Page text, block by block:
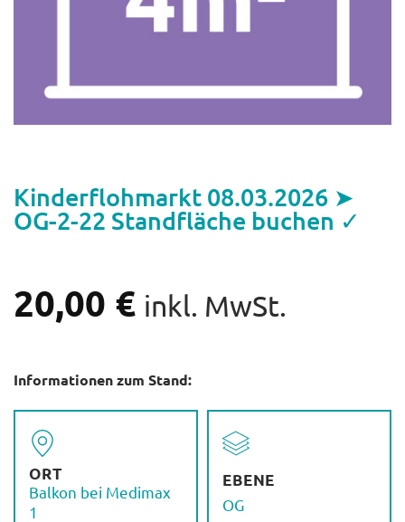
Kinderflohmarkt 08.03.2026 ➤
OG-2-22 Standfläche buchen ✓
20,00 € inkl. MwSt.
Informationen zum Stand:
ORT
Balkon bei Medimax
1
EBENE
OG